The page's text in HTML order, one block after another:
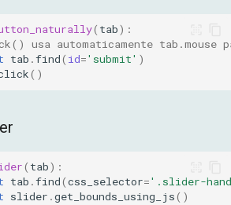
( tab):
usa automaticamente tab.mouse
tab .find( id='submit' )
()
( tab):
tab .find(css_selector='.slider-
slider .get_bounds_using_js()